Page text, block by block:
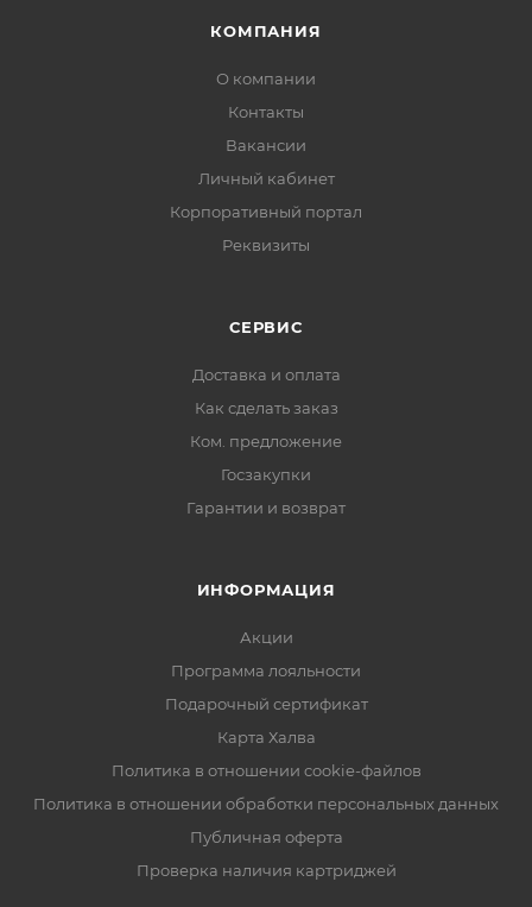
КОМПАНИЯ
О компании
Контакты
Вакансии
Личный кабинет
Корпоративный портал
Реквизиты
СЕРВИС
Доставка и оплата
Как сделать заказ
Ком. предложение
Госзакупки
Гарантии и возврат
ИНФОРМАЦИЯ
Акции
Программа лояльности
Подарочный сертификат
Карта Халва
Политика в отношении cookie-файлов
Политика в отношении обработки персональных данных
Публичная оферта
Проверка наличия картриджей